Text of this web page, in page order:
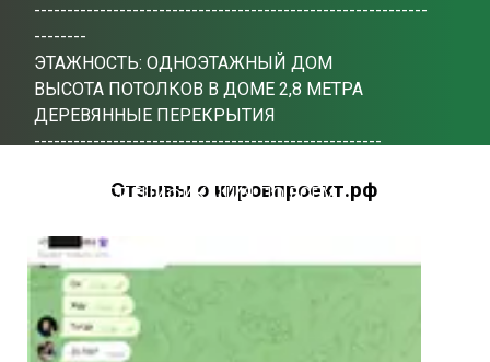
------------------------------------------------------------
--------
ЭТАЖНОСТЬ: ОДНОЭТАЖНЫЙ ДОМ
ВЫСОТА ПОТОЛКОВ В ДОМЕ 2,8 МЕТРА
ДЕРЕВЯННЫЕ ПЕРЕКРЫТИЯ
-----------------------------------------------------
АР, КР + СПЕЦИФИКАЦИЯ ПО ВСЕМ
Отзывы о кировпроект.рф